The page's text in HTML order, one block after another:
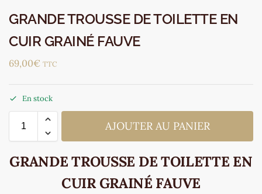
GRANDE TROUSSE DE TOILETTE EN
CUIR GRAINÉ FAUVE
69,00€ TTC
En stock
AJOUTER AU PANIER
GRANDE TROUSSE DE TOILETTE EN
CUIR GRAINÉ FAUVE